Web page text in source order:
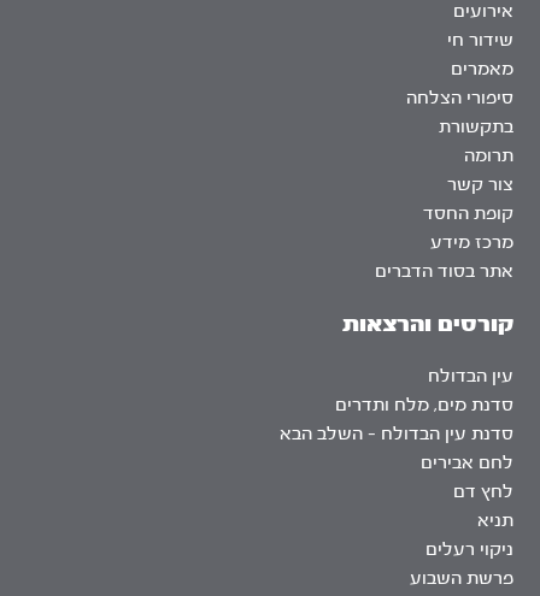
אירועים
שידור חי
מאמרים
סיפורי הצלחה
בתקשורת
תרומה
צור קשר
קופת החסד
מרכז מידע
אתר בסוד הדברים
קורסים והרצאות
עין הבדולח
סדנת מים, מלח ותדרים
סדנת עין הבדולח – השלב הבא
לחם אבירים
לחץ דם
תניא
ניקוי רעלים
פרשת השבוע